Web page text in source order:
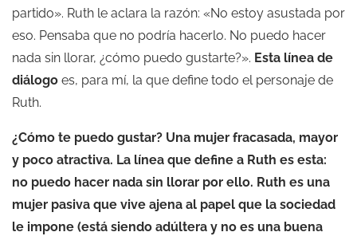
partido». Ruth le aclara la razón: «No estoy asustada por
eso. Pensaba que no podría hacerlo. No puedo hacer
nada sin llorar, ¿cómo puedo gustarte?». Esta línea de
diálogo es, para mí, la que define todo el personaje de
Ruth.
¿Cómo te puedo gustar? Una mujer fracasada, mayor
y poco atractiva. La línea que define a Ruth es esta:
no puedo hacer nada sin llorar por ello. Ruth es una
mujer pasiva que vive ajena al papel que la sociedad
le impone (está siendo adúltera y no es una buena